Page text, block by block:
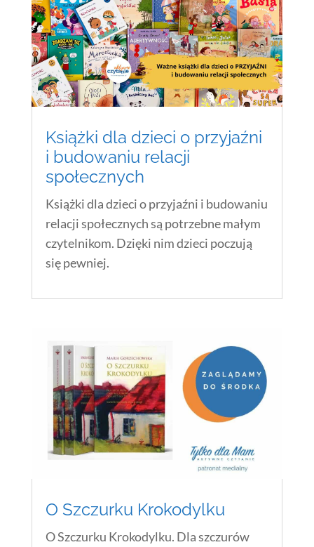
Książki dla dzieci o przyjaźni
i budowaniu relacji
społecznych
Książki dla dzieci o przyjaźni i budowaniu
relacji społecznych są potrzebne małym
czytelnikom. Dzięki nim dzieci poczują
się pewniej.
O Szczurku Krokodylku
O Szczurku Krokodylku. Dla szczurów